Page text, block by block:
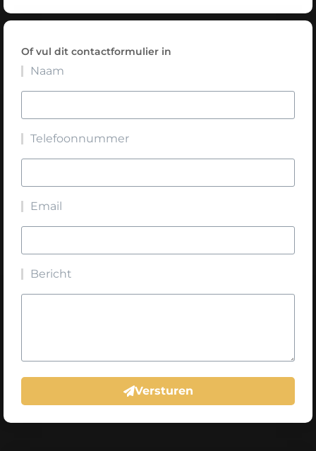
Of vul dit contactformulier in
Naam
Telefoonnummer
Email
Bericht
Versturen